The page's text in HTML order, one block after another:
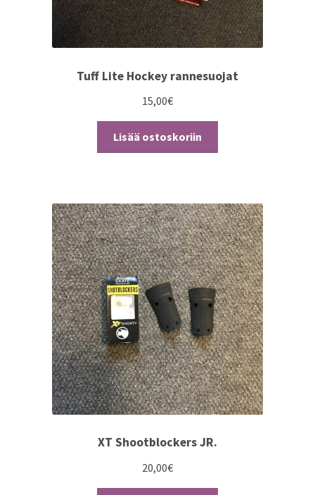
Tuff Lite Hockey rannesuojat
15,00€
Lisää ostoskoriin
XT Shootblockers JR.
20,00€